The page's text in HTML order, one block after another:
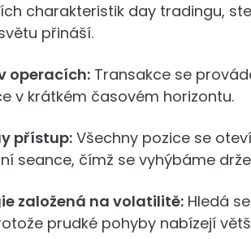
charakteristik day tradingu,
přináší.
operacích: Transakce se
v krátkém časovém horizontu.
přístup: Všechny pozice se
seance, čímž se vyhýbáme
založená na volatilitě: Hledá se
prudké pohyby nabízejí